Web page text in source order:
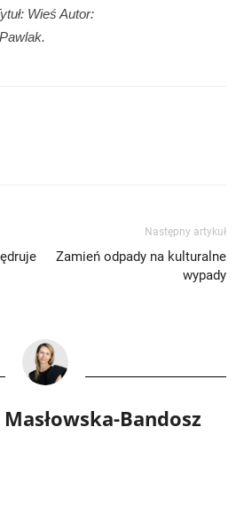
Wieś Autor:
Następny artykuł
Zamień odpady na kulturalne
wypady
Bandosz